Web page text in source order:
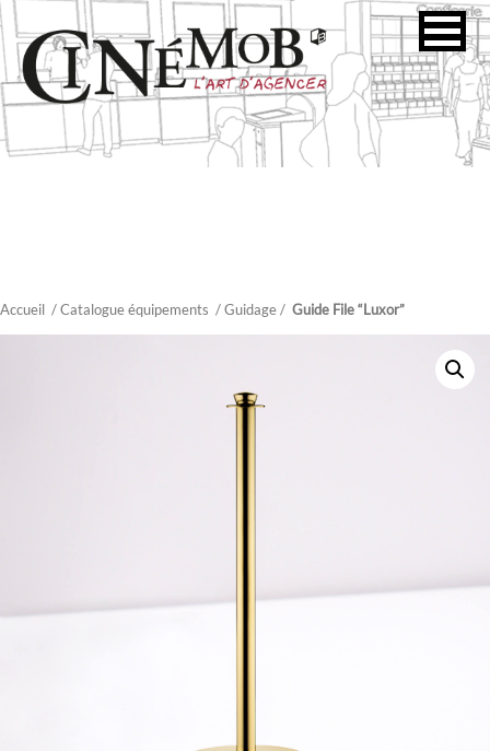
Accueil / Catalogue équipements /Guidage/ Guide File “Luxor”